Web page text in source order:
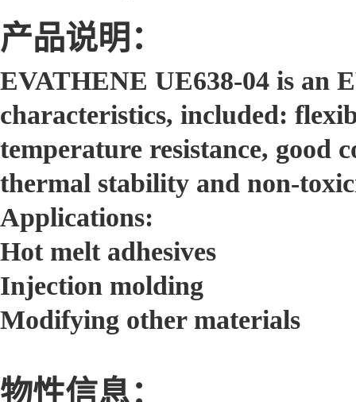
产品说明：
EVATHENE UE638-04 is an
characteristics, included:
temperature resistance, good
thermal stability and non-
Applications:
Hot melt adhesives
Injection molding
Modifying other materials
物性信息：